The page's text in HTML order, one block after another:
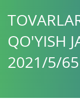
QO'YISH
2021/5/65